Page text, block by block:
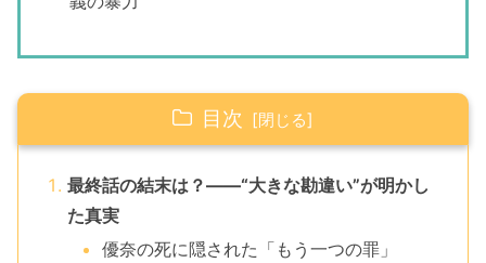
目次
最終話の結末は？――“大きな勘違い”が明かし
た真実
優奈の死に隠された「もう一つの罪」